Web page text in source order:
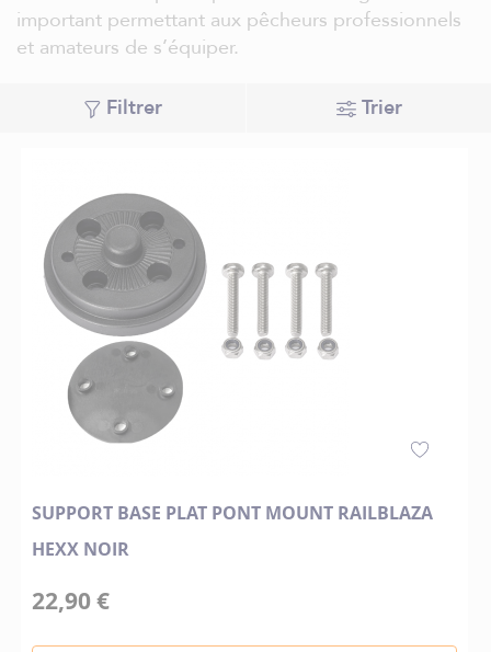
important permettant aux pêcheurs professionnels
et amateurs de s’équiper.
Filtrer Trier
SUPPORT BASE PLAT PONT MOUNT RAILBLAZA
HEXX NOIR
22,90 €